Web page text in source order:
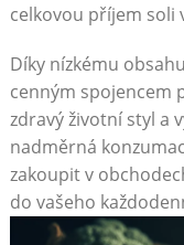
celkovou příjem soli
Díky nízkému
cenným spojencem
zdravý životní styl a
nadměrná
zakoupit v
do vašeho